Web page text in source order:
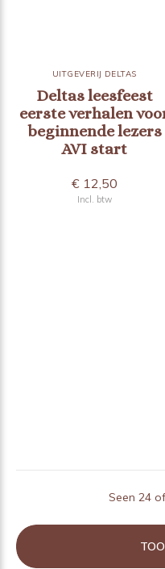
UITGEVERIJ DELTAS
Deltas leesfeest
eerste verhalen
beginnende lezers
AVI start
€ 12,50
Incl. btw
Seen 24